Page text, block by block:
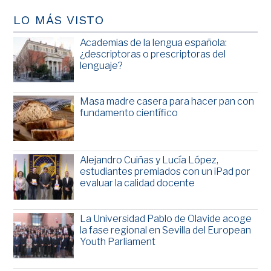
LO MÁS VISTO
Academias de la lengua española:
¿descriptoras o prescriptoras del
lenguaje?
Masa madre casera para hacer pan con
fundamento científico
Alejandro Cuiñas y Lucía López,
estudiantes premiados con un iPad por
evaluar la calidad docente
La Universidad Pablo de Olavide acoge
la fase regional en Sevilla del European
Youth Parliament